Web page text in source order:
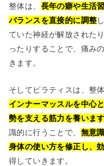
整体は、 長年の癖や生活
バランスを直接的に調整
ていた神経が解放された
ったりすることで、痛み
きます。
そしてピラティスは、整
インナーマッスルを中心
勢を支える筋力を養います
識的に行うことで、 無意
身体の使い方を修正し、
得していきます。